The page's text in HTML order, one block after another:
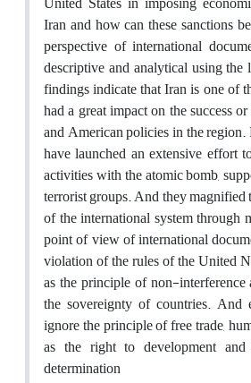
Iran and how can these sanctions
perspective of international
descriptive and analytical using
findings indicate that Iran is one of
had a great impact on the success
and American policies in the region.
have launched an extensive effort
activities with the atomic bomb,
terrorist groups. And they magnified
of the international system through
point of view of international
violation of the rules of the United
as the principle of non-
the sovereignty of countries. And
ignore the principle of free trade,
as the right to development
determination